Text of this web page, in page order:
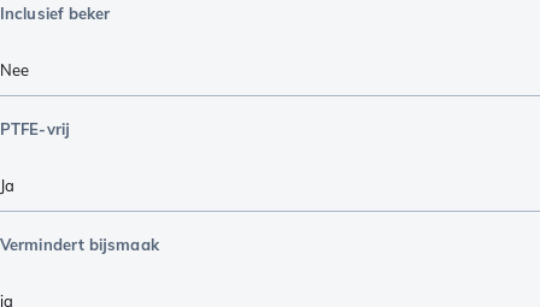
Inclusief beker
Nee
PTFE-vrij
Ja
Vermindert bijsmaak
ja